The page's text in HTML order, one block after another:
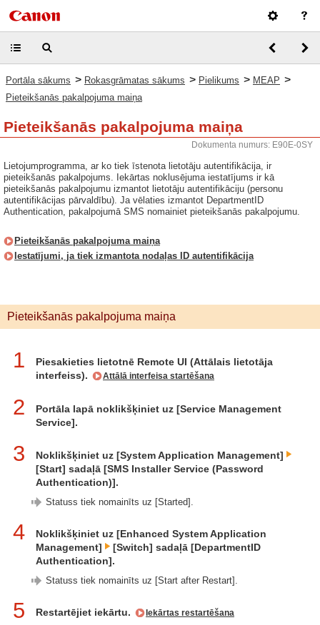
Portāla sākums > Rokasgrāmatas sākums > Pielikums > MEAP >
Pieteikšanās pakalpojuma maiņa
Pieteikšanās pakalpojuma maiņa
Dokumenta numurs: E90E-0SY
Lietojumprogramma, ar ko tiek īstenota lietotāju autentifikācija, ir
pieteikšanās pakalpojums. Iekārtas noklusējuma iestatījums ir kā
pieteikšanās pakalpojumu izmantot lietotāju autentifikāciju (personu
autentifikācijas pārvaldību). Ja vēlaties izmantot DepartmentID
Authentication, pakalpojumā SMS nomainiet pieteikšanās pakalpojumu.
Pieteikšanās pakalpojuma maiņa
Iestatījumi, ja tiek izmantota nodaļas ID autentifikācija
Pieteikšanās pakalpojuma maiņa
1
Piesakieties lietotnē Remote UI (Attālais lietotāja
interfeiss).
Attālā interfeisa startēšana
2
Portāla lapā noklikšķiniet uz [Service Management
Service].
3
Noklikšķiniet uz [System Application Management]
[Start] sadaļā [SMS Installer Service (Password
Authentication)].
Statuss tiek nomainīts uz [Started].
4
Noklikšķiniet uz [Enhanced System Application
Management]
[Switch] sadaļā [DepartmentID
Authentication].
Statuss tiek nomainīts uz [Start after Restart].
5 Restartējiet iekārtu. Iekārtas restartēšana